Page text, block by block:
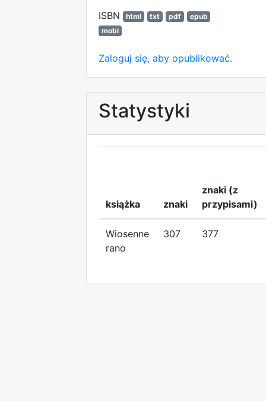
ISBN
html txt pdf
epub
mobi
Zaloguj się, aby opublikować.
Statystyki
książka znaki
znaki (z
przypisami)
Wiosenne
rano
307 377